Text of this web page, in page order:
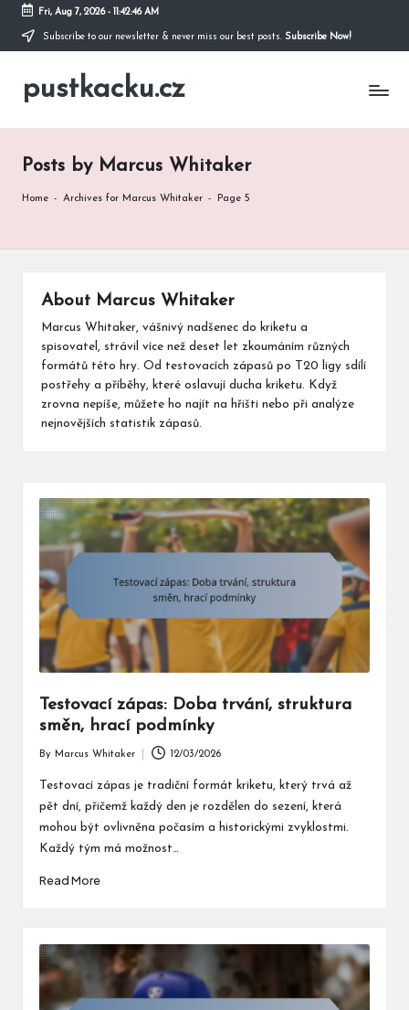
Skip
content
Fri, Aug 7, 2026- 11:42:47 AM
Subscribe to our newsletter & never miss our best posts. Subscribe Now!
pustkacku.cz
Posts by Marcus Whitaker
Home - Archives for Marcus Whitaker - Page 5
About Marcus Whitaker
Marcus Whitaker, vášnivý nadšenec do kriketu a
spisovatel, strávil více než deset let zkoumáním různých
formátů této hry. Od testovacích zápasů po T20 ligy sdílí
postřehy a příběhy, které oslavují ducha kriketu. Když
zrovna nepíše, můžete ho najít na hřišti nebo při analýze
nejnovějších statistik zápasů.
Testovací zápas: Doba trvání, struktura
směn, hrací podmínky
by
By Marcus Whitaker 12/03/2026
Testovací zápas je tradiční formát kriketu, který trvá až
pět dní, přičemž každý den je rozdělen do sezení, která
mohou být ovlivněna počasím a historickými zvyklostmi.
Každý tým má možnost…
Read More